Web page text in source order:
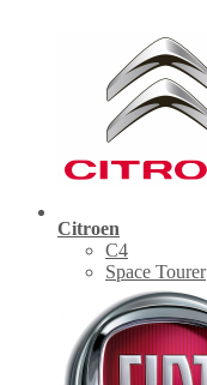
Citroen
C4
Space Tourer